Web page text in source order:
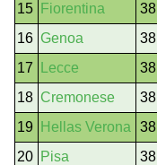
15
Fiorentina 38
16 Genoa 38
17
Lecce 38
18 Cremonese 38
19
Hellas Verona 38
20 Pisa 38